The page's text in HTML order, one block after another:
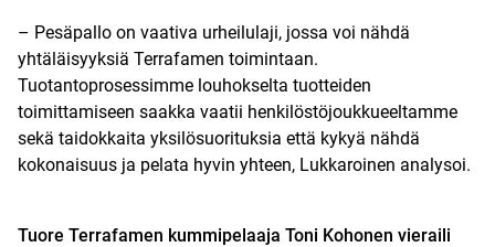
– Pesäpallo on vaativa urheilulaji, jossa voi nähdä
yhtäläisyyksiä Terrafamen toimintaan.
Tuotantoprosessimme louhokselta tuotteiden
toimittamiseen saakka vaatii henkilöstöjoukkueeltamme
sekä taidokkaita yksilösuorituksia että kykyä nähdä
kokonaisuus ja pelata hyvin yhteen, Lukkaroinen analysoi.
Tuore Terrafamen kummipelaaja Toni Kohonen vieraili